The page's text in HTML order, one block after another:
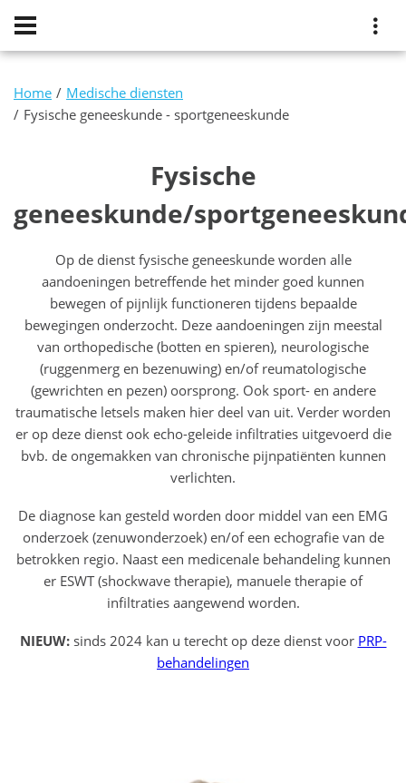
Home
Medische diensten
Fysische geneeskunde - sportgeneeskunde
Fysische
geneeskunde/
Op de dienst fysische geneeskunde worden alle
aandoeningen betreffende het minder goed kunnen
bewegen of pijnlijk functioneren tijdens bepaalde
bewegingen onderzocht. Deze aandoeningen zijn meestal
van orthopedische (botten en spieren), neurologische
(ruggenmerg en bezenuwing) en/of reumatologische
(gewrichten en pezen) oorsprong. Ook sport- en andere
traumatische letsels maken hier deel van uit. Verder worden
er op deze dienst ook echo-geleide infiltraties uitgevoerd die
bvb. de ongemakken van chronische pijnpatiënten kunnen
verlichten.
De diagnose kan gesteld worden door middel van een EMG
onderzoek (zenuwonderzoek) en/of een echografie van de
betrokken regio. Naast een medicenale behandeling kunnen
er ESWT (shockwave therapie), manuele therapie of
infiltraties aangewend worden.
NIEUW:sinds 2024 kan u terecht op deze dienst voor PRP-
behandelingen